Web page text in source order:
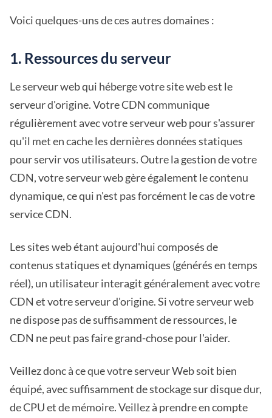
Voici quelques-uns de ces autres domaines :
1. Ressources du serveur
Le serveur web qui héberge votre site web est le
serveur d'origine. Votre CDN communique
régulièrement avec votre serveur web pour s'assurer
qu'il met en cache les dernières données statiques
pour servir vos utilisateurs. Outre la gestion de votre
CDN, votre serveur web gère également le contenu
dynamique, ce qui n'est pas forcément le cas de votre
service CDN.
Les sites web étant aujourd'hui composés de
contenus statiques et dynamiques (générés en temps
réel), un utilisateur interagit généralement avec votre
CDN et votre serveur d'origine. Si votre serveur web
ne dispose pas de suffisamment de ressources, le
CDN ne peut pas faire grand-chose pour l'aider.
Veillez donc à ce que votre serveur Web soit bien
équipé, avec suffisamment de stockage sur disque dur,
de CPU et de mémoire. Veillez à prendre en compte